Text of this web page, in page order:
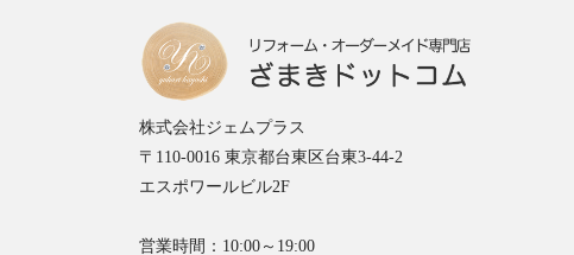
株式会社ジェムプラス
〒110-0016 東京都台東区台東3-44-2
エスポワールビル2F
営業時間：10:00～19:00